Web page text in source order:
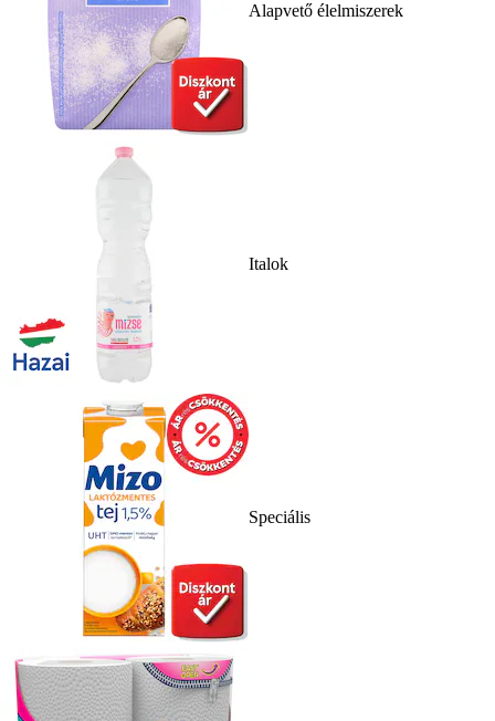
Alapvető élelmiszerek
Italok
Speciális